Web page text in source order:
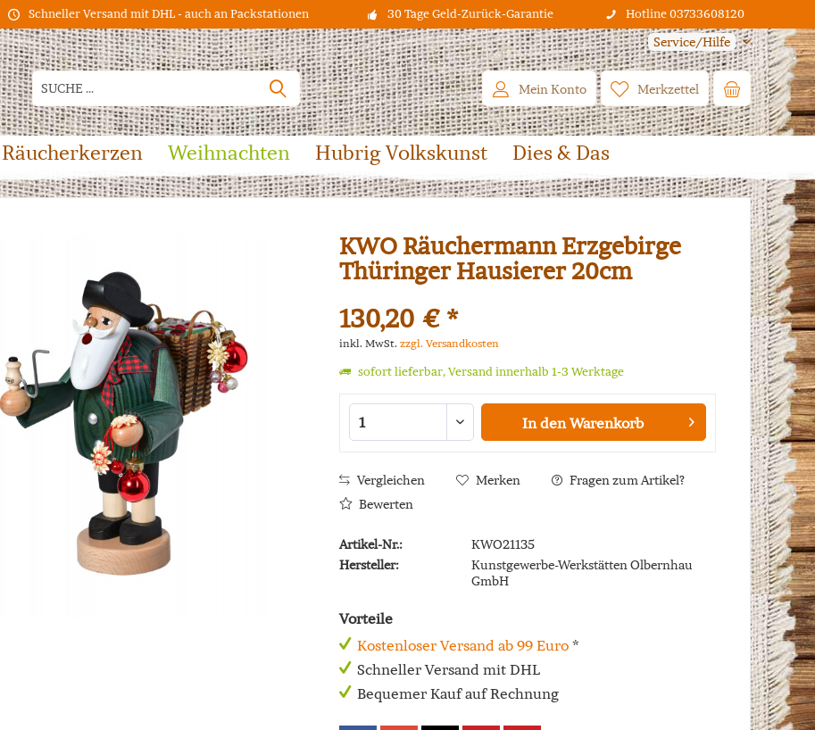
Schneller Versand mit DHL - auch an Packstationen 30 Tage Geld-Zurück-Garantie Hotline 03733608120
Service/Hilfe
Merkzettel
Mein Konto
Räucherkerzen Weihnachten Hubrig Volkskunst Dies & Das
KWO Räuchermann Erzgebirge
Thüringer Hausierer 20cm
130,20 € *
inkl. MwSt. zzgl. Versandkosten
sofort lieferbar, Versand innerhalb 1-3 Werktage
In den Warenkorb
Vergleichen Merken
Fragen zum Artikel?
Bewerten
Artikel-Nr.:
KWO21135
Hersteller:
Kunstgewerbe-Werkstätten Olbernhau
GmbH
Vorteile
Kostenloser Versand ab 99 Euro*
Schneller Versand mit DHL
Bequemer Kauf auf Rechnung